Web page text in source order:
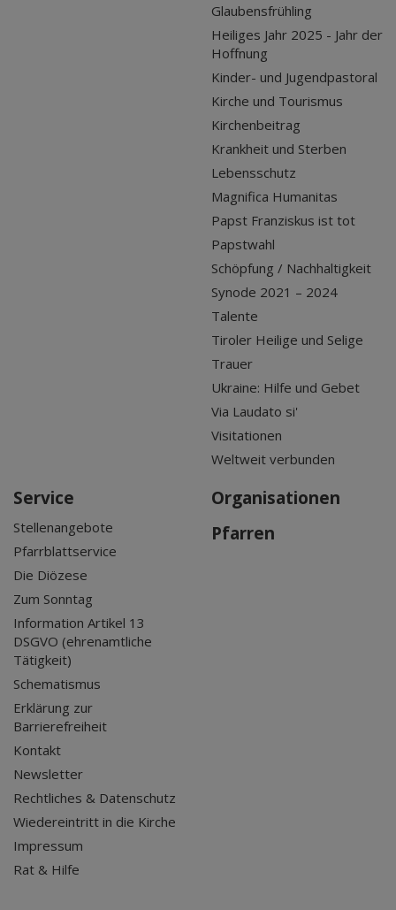
Glaubensfrühling
Heiliges Jahr 2025 - Jahr der
Hoffnung
Kinder- und Jugendpastoral
Kirche und Tourismus
Kirchenbeitrag
Krankheit und Sterben
Lebensschutz
Magnifica Humanitas
Papst Franziskus ist tot
Papstwahl
Schöpfung / Nachhaltigkeit
Synode 2021 – 2024
Talente
Tiroler Heilige und Selige
Trauer
Ukraine: Hilfe und Gebet
Via Laudato si'
Visitationen
Weltweit verbunden
Service
Stellenangebote
Pfarrblattservice
Die Diözese
Zum Sonntag
Information Artikel 13
DSGVO (ehrenamtliche
Tätigkeit)
Schematismus
Erklärung zur
Barrierefreiheit
Kontakt
Newsletter
Rechtliches & Datenschutz
Wiedereintritt in die Kirche
Impressum
Rat & Hilfe
Organisationen
Pfarren